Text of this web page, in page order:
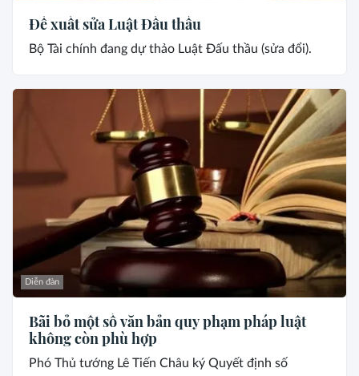
Đề xuất sửa Luật Đấu thầu
Bộ Tài chính đang dự thảo Luật Đấu thầu (sửa đổi).
Diễn đàn
Bãi bỏ một số văn bản quy phạm pháp luật
không còn phù hợp
Phó Thủ tướng Lê Tiến Châu ký Quyết định số